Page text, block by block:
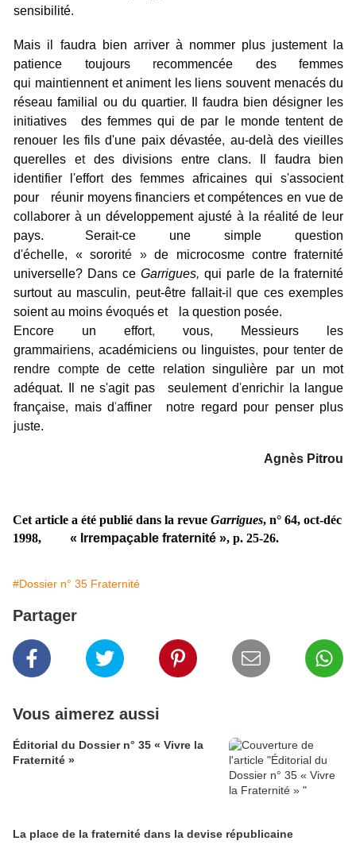
sensibilité.
Mais il faudra bien arriver à nommer plus justement la
patience toujours recommencée des femmes
qui maintiennent et animent les liens souvent menacés du
réseau familial ou du quartier. Il faudra bien désigner les
initiatives des femmes qui de par le monde tentent de
renouer les fils d'une paix dévastée, au-delà des vieilles
querelles et des divisions entre clans. Il faudra bien
identifier l'effortdesfemmes africaines qui s'associent
pour réunir moyens financiers et compétences en vue de
col laborer à un développement ajusté à la réalité de leur
pays. Serait-ce une simple question
d'échelle, « sororité »de microcosme contre fraternité
universelle? Dans ceGarrigues,qui parle de la fraternité
surtout au masculin, peut-être fallait-ilque ces exemples
soient au moins évoqués et la question posée.
Encore un effort,vous, Messieurs les
grammairiens,académiciens ou linguistes, pour tenter de
rendre compte de cette rel ation singulière par un mot
adéquat. Il ne s'agit pas seu lement d'enrichir l a langue
française, mais d'affiner notre regard pour penser plus
juste.
Agnès Pitrou
Cet article a été publié dans la revue Garrigues, n° 64, oct-déc
1998, « Irrempaçable fraternité », p. 25-26.
#Dossier n° 35 Fraternité
Partager
Vous aimerez aussi
Éditorial du Dossier n° 35 « Vivre la
Fraternité »
La place de la fraternité dans la devise républicaine